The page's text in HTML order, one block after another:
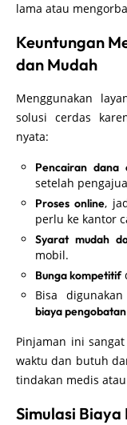
lama atau
Keuntungan
dan Mudah
Menggunakan
solusi cerdas
nyata:
Pencairan dana
setelah
Proses online,
perlu ke kantor
Syarat mudah
mobil.
Bunga kompetitif
Bisa
biaya
Pinjaman ini
waktu dan butuh
tindakan medis
Simulasi